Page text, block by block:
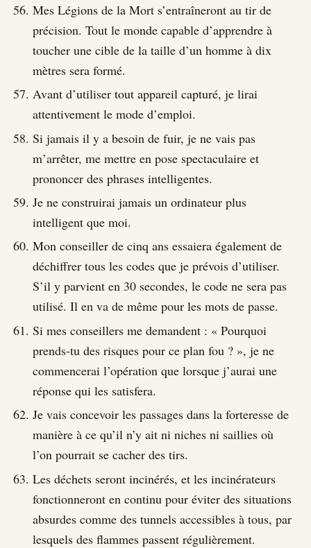
Mes Légions de la Mort s’entraîneront au tir de
précision. Tout le monde capable d’apprendre à
toucher une cible de la taille d’un homme à dix
mètres sera formé.
Avant d’utiliser tout appareil capturé, je lirai
attentivement le mode d’emploi.
Si jamais il y a besoin de fuir, je ne vais pas
m’arrêter, me mettre en pose spectaculaire et
prononcer des phrases intelligentes.
Je ne construirai jamais un ordinateur plus
intelligent que moi.
Mon conseiller de cinq ans essaiera également de
déchiffrer tous les codes que je prévois d’utiliser.
S’il y parvient en 30 secondes, le code ne sera pas
utilisé. Il en va de même pour les mots de passe.
Si mes conseillers me demandent : « Pourquoi
prends-tu des risques pour ce plan fou ? », je ne
commencerai l’opération que lorsque j’aurai une
réponse qui les satisfera.
Je vais concevoir les passages dans la forteresse de
manière à ce qu’il n’y ait ni niches ni saillies où
l’on pourrait se cacher des tirs.
Les déchets seront incinérés, et les incinérateurs
fonctionneront en continu pour éviter des situations
absurdes comme des tunnels accessibles à tous, par
lesquels des flammes passent régulièrement.